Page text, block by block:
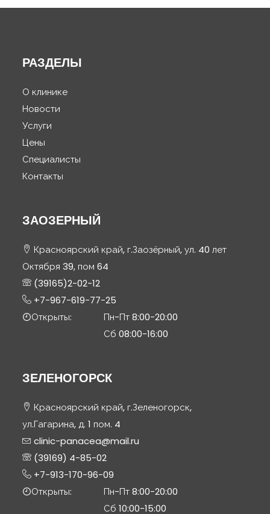
РАЗДЕЛЫ
О клинике
Новости
Услуги
Цены
Специалисты
Контакты
ЗАОЗЕРНЫЙ
Красноярский край, г.Заозёрный, ул. 40 лет
Октября 39, пом 64
(39165)2-02-12
+7-967-619-77-25
Открыты:
Пн-Пт 8:00-20:00
Сб 08:00-16:00
ЗЕЛЕНОГОРСК
Красноярский край, г.Зеленогорск,
ул.Гагарина, д. 1 пом. 4
clinic-panacea@mail.ru
(39169) 4-85-02
+7-913-170-96-09
Открыты:
Пн-Пт 8:00-20:00
Сб 10:00-15:00